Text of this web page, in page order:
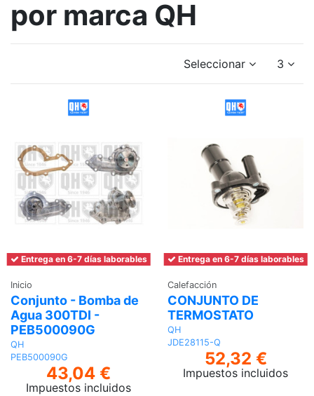
por marca QH
Seleccionar 3
Entrega en 6-7 días laborables
Inicio
Conjunto - Bomba de
Agua 300TDI -
PEB500090G
QH
PEB500090G
43,04 €
Impuestos incluidos
Entrega en 6-7 días laborables
Calefacción
CONJUNTO DE
TERMOSTATO
QH
JDE28115-Q
52,32 €
Impuestos incluidos